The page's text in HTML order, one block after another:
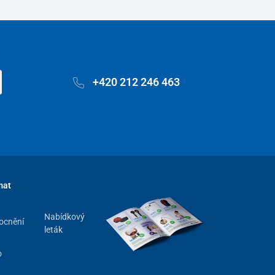
+420 212 246 463
Nabídkový
leták